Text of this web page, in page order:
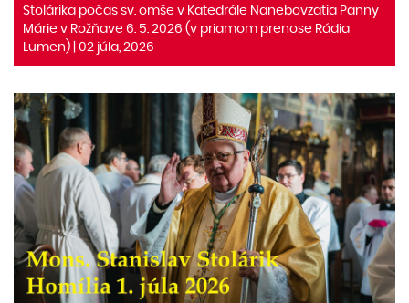
Stolárika počas sv. omše v Katedrále Nanebovzatia Panny
Márie v Rožňave 6. 5. 2026 (v priamom prenose Rádia
Lumen) | 02 júla, 2026